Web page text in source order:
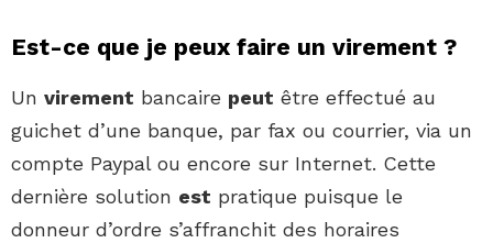
Est-ce que je peux faire un virement ?
Un virement bancaire peut être effectué au
guichet d’une banque, par fax ou courrier, via un
compte Paypal ou encore sur Internet. Cette
dernière solution est pratique puisque le
donneur d’ordre s’affranchit des horaires